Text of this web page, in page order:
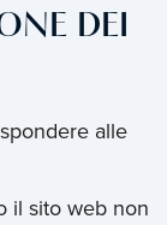
DEI
alle
il sito web non